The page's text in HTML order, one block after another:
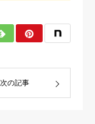
次の記事